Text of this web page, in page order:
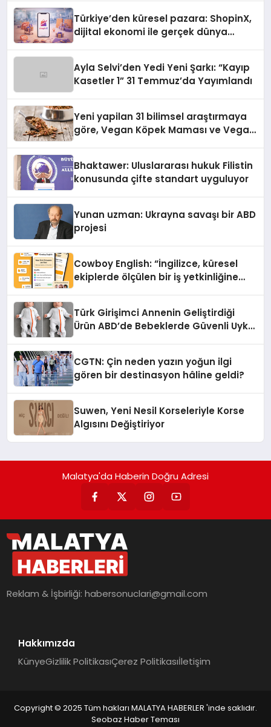
Türkiye’den küresel pazara: ShopinX,
dijital ekonomi ile gerçek dünya
Ayla Selvi’den Yedi Yeni Şarkı: “Kayıp
Kasetler 1” 31 Temmuz’da Yayımlandı
Yeni yapilan 31 bilimsel araştırmaya
göre, Vegan Köpek Maması ve Vegan
Bhaktawer: Uluslararası hukuk Filistin
konusunda çifte standart uyguluyor
Yunan uzman: Ukrayna savaşı bir ABD
projesi
Cowboy English: “İngilizce, küresel
ekiplerde ölçülen bir iş yetkinliğine
Türk Girişimci Annenin Geliştirdiği
Ürün ABD’de Bebeklerde Güvenli Uyku
CGTN: Çin neden yazın yoğun ilgi
gören bir destinasyon hâline geldi?
Suwen, Yeni Nesil Korseleriyle Korse
Algısını Değiştiriyor
Malatya'da Haberin Doğru Adresi
Reklam & İşbirliği:habersonuclari@gmail.com
Hakkımızda
KünyeGizlilik PolitikasıÇerez Politikasıİletişim
Copyright © 2025 Tüm hakları MALATYA HABERLER 'inde saklıdır.
Seobaz Haber Teması